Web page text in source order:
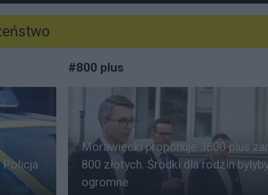
Policja
#800 plus
Morawiecki proponuje 3600 plus
800 złotych. Środki dla rodzin
ogromne